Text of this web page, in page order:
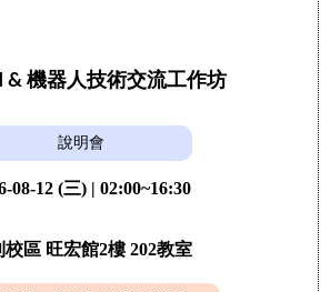
& 機器人技術交流工作坊
說明會
08-12 (三) | 02:00~16:30
校區 旺宏館2樓 202教室